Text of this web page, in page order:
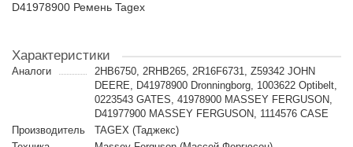
D41978900 Ремень Tagex
Характеристики
Аналоги
2HB6750, 2RHB265, 2R16F6731, Z59342 JOHN
DEERE, D41978900 Dronningborg, 1003622 Optibelt,
0223543 GATES, 41978900 MASSEY FERGUSON,
D41977900 MASSEY FERGUSON, 1114576 CASE
Производитель
TAGEX (Таджекс)